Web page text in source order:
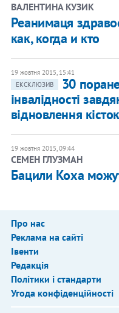
ВАЛЕНТИНА КУЗИК
Реанимаця
как, когда и кто
19 жовтня 2015, 15:41
ЕКСКЛЮЗИВ
30
інвалідності
відновлення кісток
19 жовтня 2015, 09:44
СЕМЕН ГЛУЗМАН
Бацили Коха
Про нас
Реклама на сайті
Івенти
Редакція
Політики і стандарти
Угода конфіденційності